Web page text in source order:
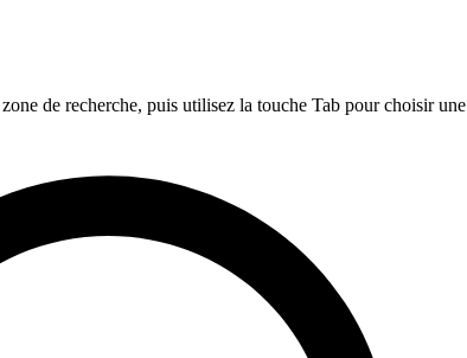
de recherche, puis utilisez la touche Tab pour choisir une